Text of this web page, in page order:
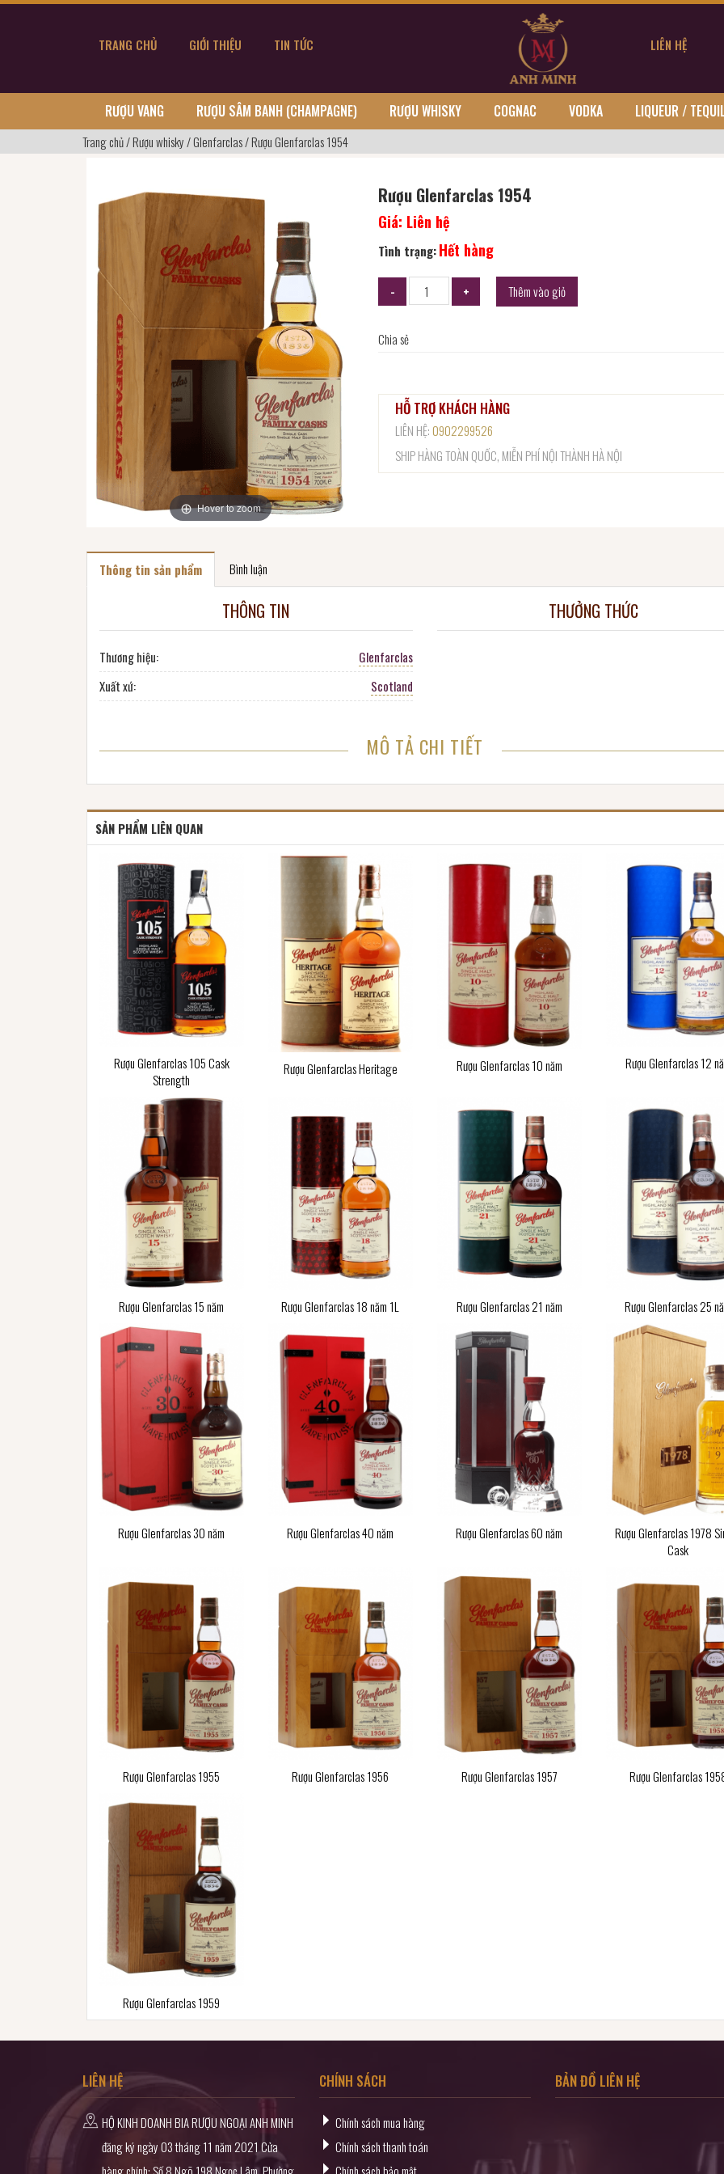
TRANG CHỦ GIỚI THIỆU TIN TỨC LIÊN HỆ
RƯỢU VANG RƯỢU SÂM BANH (CHAMPAGNE) RƯỢU WHISKY COGNAC VODKA LIQUEUR /
Trang chủ/Rượu whisky/Glenfarclas/Rượu Glenfarclas 1954
Hover to zoom
Rượu Glenfarclas 1954
Giá: Liên hệ
Tình trạng:Hết hàng
Thêm vào giỏ
Chia sẻ
HỖ TRỢ KHÁCH HÀNG
LIÊN HỆ:0902299526
SHIP HÀNG TOÀN QUỐC, MIỄN PHÍ NỘI THÀNH HÀ NỘI
Thông tin sản phẩm Bình luận
THÔNG TIN
Thương hiệu:
Glenfarclas
Xuất xứ:
Scotland
THƯỞNG THỨC
MÔ TẢ CHI TIẾT
SẢN PHẨM LIÊN QUAN
Rượu Glenfarclas 105 Cask
Strength
Rượu Glenfarclas Heritage Rượu Glenfarclas 10 năm Rượu Glenfarclas 12
Rượu Glenfarclas 15 năm Rượu Glenfarclas 18 năm 1L Rượu Glenfarclas 21 năm Rượu Glenfarclas 25
Rượu Glenfarclas 30 năm Rượu Glenfarclas 40 năm Rượu Glenfarclas 60 năm
Rượu Glenfarclas 1978
Cask
Rượu Glenfarclas 1955 Rượu Glenfarclas 1956 Rượu Glenfarclas 1957 Rượu Glenfarclas
Rượu Glenfarclas 1959
LIÊN HỆ
HỘ KINH DOANH BIA RƯỢU NGOẠI ANH MINH
đăng ký ngày 03 tháng 11 năm 2021 Cửa
CHÍNH SÁCH
Chính sách mua hàng
Chính sách thanh toán
BẢN ĐỒ LIÊN HỆ